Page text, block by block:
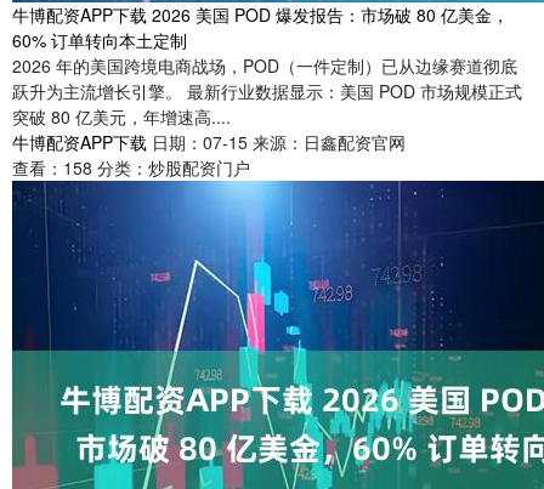
牛博配资APP下载 2026 美国 POD 爆发报告：市场破 80 亿美金，
60% 订单转向本土定制
2026 年的美国跨境电商战场，POD（一件定制）已从边缘赛道彻底
跃升为主流增长引擎。 最新行业数据显示：美国 POD 市场规模正式
突破 80 亿美元，年增速高....
牛博配资APP下载 日期：07-15 来源：日鑫配资官网
查看： 158 分类： 炒股配资门户